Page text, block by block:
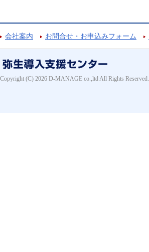
会社案内 お問合せ・お申込みフォーム
Copyright (C) 2026 D-MANAGE co.,ltd All Rights Reserved.